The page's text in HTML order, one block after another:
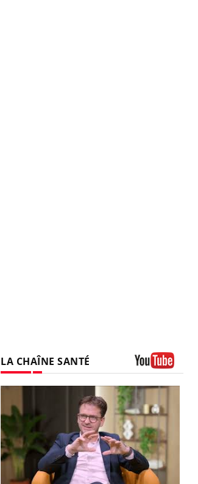
LA CHAÎNE SANTÉ